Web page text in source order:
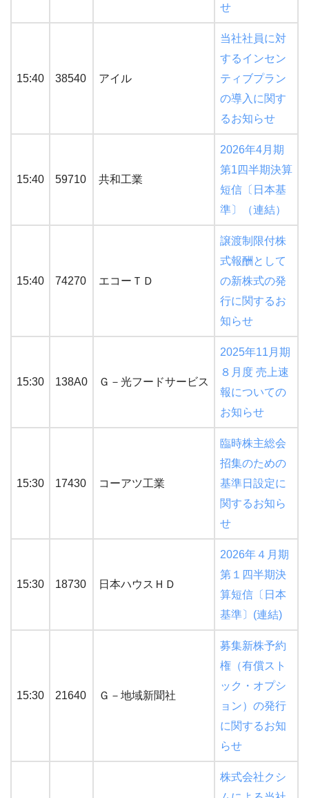
せ
15:40 38540 アイル
当社社員に対
するインセン
ティブプラン
の導入に関す
るお知らせ
15:40 59710 共和工業
2026年4月期
第1四半期決算
短信〔日本基
準〕（連結）
15:40 74270 エコーＴＤ
譲渡制限付株
式報酬として
の新株式の発
行に関するお
知らせ
15:30 138A0 Ｇ－光フードサービス
2025年11月期
８月度 売上速
報についての
お知らせ
15:30 17430 コーアツ工業
臨時株主総会
招集のための
基準日設定に
関するお知ら
せ
15:30 18730 日本ハウスＨＤ
2026年４月期
第１四半期決
算短信〔日本
基準〕(連結)
15:30 21640 Ｇ－地域新聞社
募集新株予約
権（有償スト
ック・オプシ
ョン）の発行
に関するお知
らせ
株式会社クシ